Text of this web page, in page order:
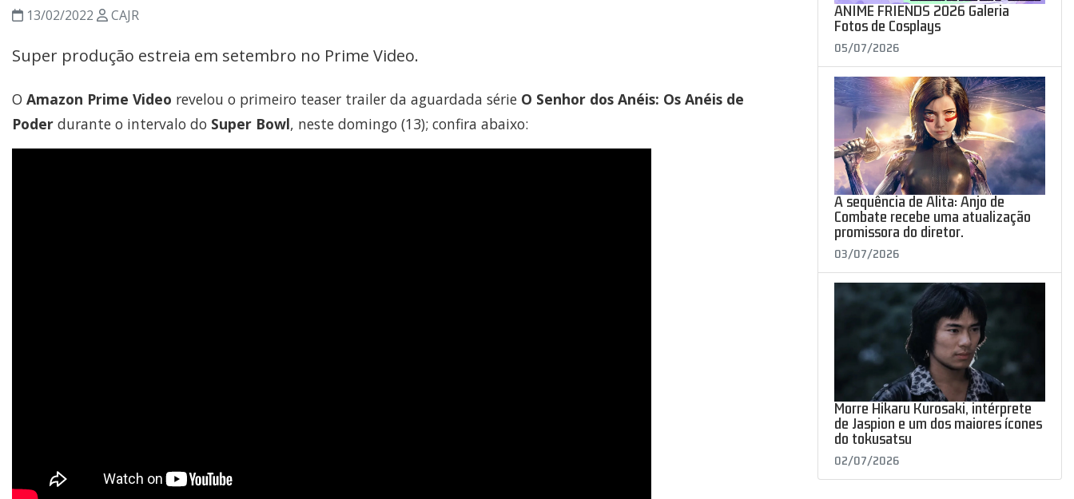
13/02/2022 CAJR
Super produção estreia em setembro no Prime Video.
O Amazon Prime Video revelou o primeiro teaser trailer da aguardada série O Senhor dos Anéis: Os Anéis de
Poder durante o intervalo do Super Bowl, neste domingo (13); confira abaixo:
ANIME FRIENDS 2026 Galeria
Fotos de Cosplays
05/07/2026
A sequência de Alita: Anjo de
Combate recebe uma atualização
promissora do diretor.
03/07/2026
Morre Hikaru Kurosaki, intérprete
de Jaspion e um dos maiores ícones
do tokusatsu
02/07/2026